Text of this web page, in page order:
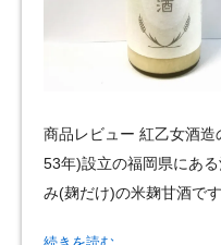
商品レビュー 紅乙女酒
53年)設立の福岡県にあ
み(麹だけ)の米麹甘酒です